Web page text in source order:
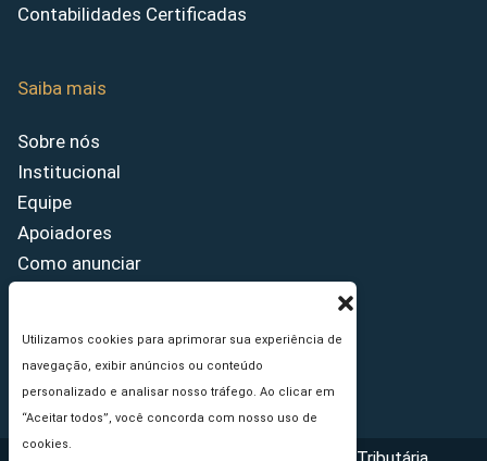
Utilizamos cookies para aprimorar sua experiência de
navegação, exibir anúncios ou conteúdo
personalizado e analisar nosso tráfego. Ao clicar em
“Aceitar todos”, você concorda com nosso uso de
cookies.
Contabilidades Certificadas
Saiba mais
Sobre nós
Institucional
Equipe
Apoiadores
Como anunciar
Princípios Editoriais